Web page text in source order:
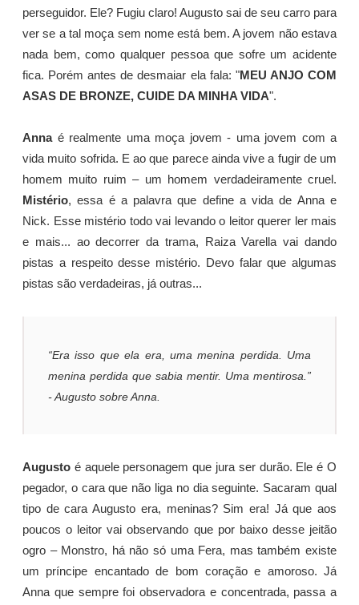
perseguidor. Ele? Fugiu claro! Augusto sai de seu carro para
ver se a tal moça sem nome está bem. A jovem não estava
nada bem, como qualquer pessoa que sofre um acidente
fica. Porém antes de desmaiar ela fala: "MEU ANJO COM
ASAS DE BRONZE, CUIDE DA MINHA VIDA".
Anna é realmente uma moça jovem - uma jovem com a
vida muito sofrida. E ao que parece ainda vive a fugir de um
homem muito ruim – um homem verdadeiramente cruel.
Mistério, essa é a palavra que define a vida de Anna e
Nick. Esse mistério todo vai levando o leitor querer ler mais
e mais... ao decorrer da trama, Raiza Varella vai dando
pistas a respeito desse mistério. Devo falar que algumas
pistas são verdadeiras, já outras...
“Era isso que ela era, uma menina perdida. Uma
menina perdida que sabia mentir. Uma mentirosa.”
- Augusto sobre Anna.
Augusto é aquele personagem que jura ser durão. Ele é O
pegador, o cara que não liga no dia seguinte. Sacaram qual
tipo de cara Augusto era, meninas? Sim era! Já que aos
poucos o leitor vai observando que por baixo desse jeitão
ogro – Monstro, há não só uma Fera, mas também existe
um príncipe encantado de bom coração e amoroso. Já
Anna que sempre foi observadora e concentrada, passa a